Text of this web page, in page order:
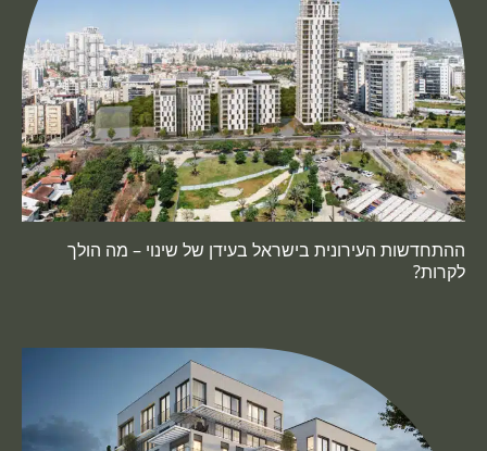
ההתחדשות העירונית בישראל בעידן של שינוי – מה הולך
לקרות?